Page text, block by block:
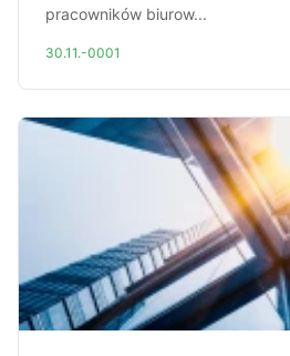
pracowników biurow...
30.11.-0001